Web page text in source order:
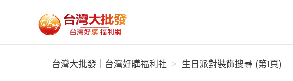
台灣大批發｜台灣好購福利社
台灣大批發｜台灣好購福利社 生日派對裝飾搜尋 (第1頁)